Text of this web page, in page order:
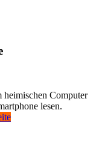
heimischen Computer
lesen.